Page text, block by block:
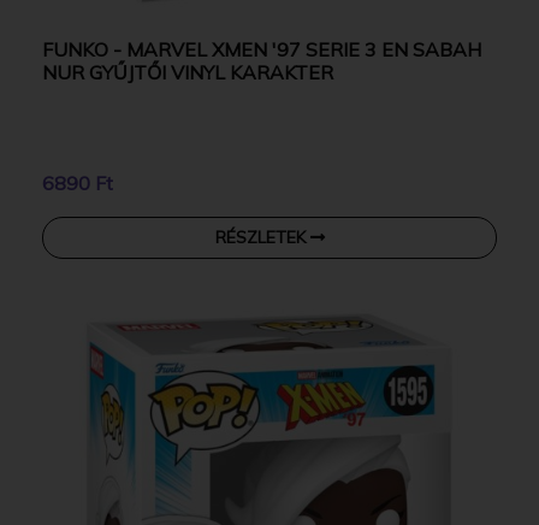
FUNKO - MARVEL XMEN '97 SERIE 3 EN SABAH
NUR GYŰJTŐI VINYL KARAKTER
6890 Ft
RÉSZLETEK